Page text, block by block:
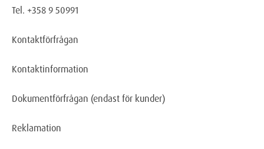
Tel. +358 9 50991
Kontaktförfrågan
Kontaktinformation
Dokumentförfrågan (endast för kunder)
Reklamation